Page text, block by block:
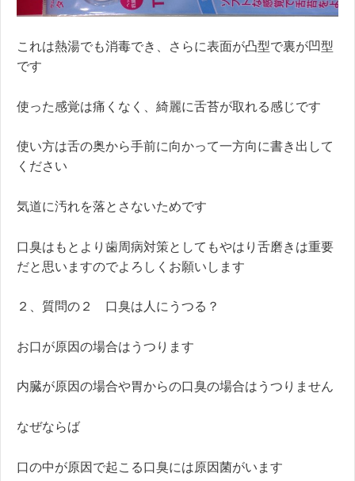
これは熱湯でも消毒でき、さらに表面が凸型で裏が凹型
です
使った感覚は痛くなく、綺麗に舌苔が取れる感じです
使い方は舌の奥から手前に向かって一方向に書き出して
ください
気道に汚れを落とさないためです
口臭はもとより歯周病対策としてもやはり舌磨きは重要
だと思いますのでよろしくお願いします
２、質問の２ 口臭は人にうつる？
お口が原因の場合はうつります
内臓が原因の場合や胃からの口臭の場合はうつりません
なぜならば
口の中が原因で起こる口臭には原因菌がいます